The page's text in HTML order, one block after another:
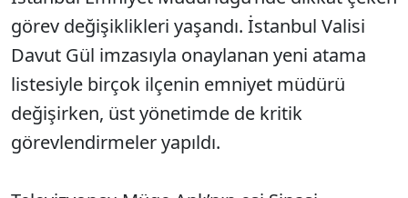
görev değişiklikleri yaşandı. İstanbul Valisi
Davut Gül imzasıyla onaylanan yeni atama
listesiyle birçok ilçenin emniyet müdürü
değişirken, üst yönetimde de kritik
görevlendirmeler yapıldı.